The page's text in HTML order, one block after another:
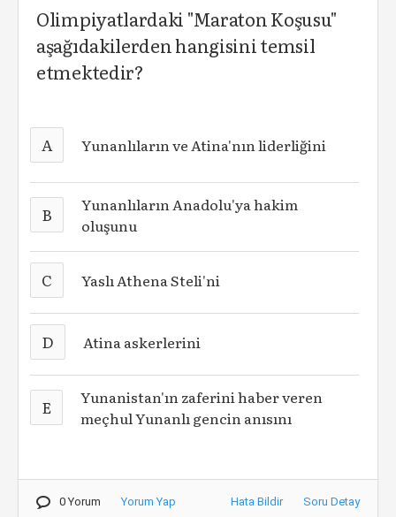
Olimpiyatlardaki "Maraton Koşusu"
aşağıdakilerden hangisini temsil
etmektedir?
A Yunanlıların ve Atina'nın liderliğini
B
Yunanlıların Anadolu'ya hakim
oluşunu
C Yaslı Athena Steli'ni
D Atina askerlerini
E
Yunanistan'ın zaferini haber veren
meçhul Yunanlı gencin anısını
0 Yorum Yorum Yap Hata Bildir Soru Detay